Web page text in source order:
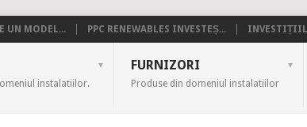
UN MODEL... PPC RENEWABLES INVESTEȘ...
instalatiilor.
FURNIZORI
Produse din domeniul instalatiilor